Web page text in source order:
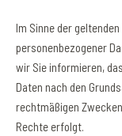
Im Sinne der
personenbezogener
wir Sie informieren,
Daten nach den
rechtmäßigen
Rechte erfolgt.